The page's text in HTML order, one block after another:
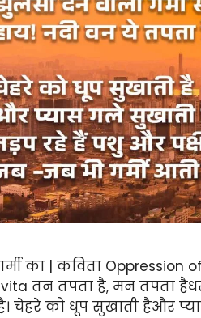
का | कविता Oppression
तन तपता है, मन तपता
चेहरे को धूप सुखाती हैऔर